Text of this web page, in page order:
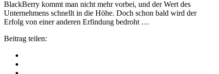
BlackBerry kommt man nicht mehr vorbei, und der Wert des
Unternehmens schnellt in die Höhe. Doch schon bald wird der
Erfolg von einer anderen Erfindung bedroht …
Beitrag teilen: